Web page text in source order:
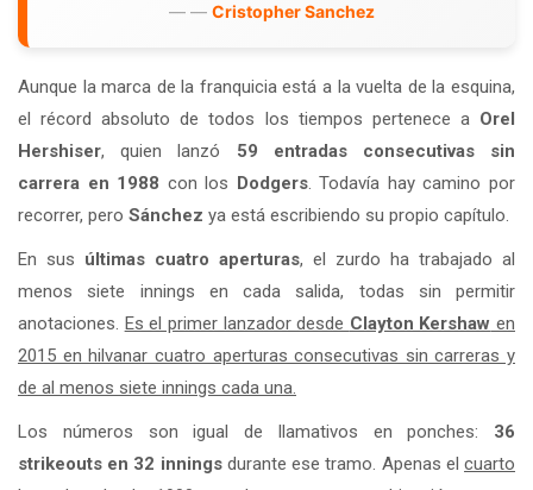
— Cristopher Sanchez
Aunque la marca de la franquicia está a la vuelta de la esquina,
el récord absoluto de todos los tiempos pertenece a Orel
Hershiser, quien lanzó 59 entradas consecutivas sin
carrera en 1988 con los Dodgers. Todavía hay camino por
recorrer, pero Sánchez ya está escribiendo su propio capítulo.
En sus últimas cuatro aperturas, el zurdo ha trabajado al
menos siete innings en cada salida, todas sin permitir
anotaciones. Es el primer lanzador desde Clayton Kershaw en
2015 en hilvanar cuatro aperturas consecutivas sin carreras y
de al menos siete innings cada una.
Los números son igual de llamativos en ponches: 36
strikeouts en 32 inningsdurante ese tramo. Apenas elcuarto